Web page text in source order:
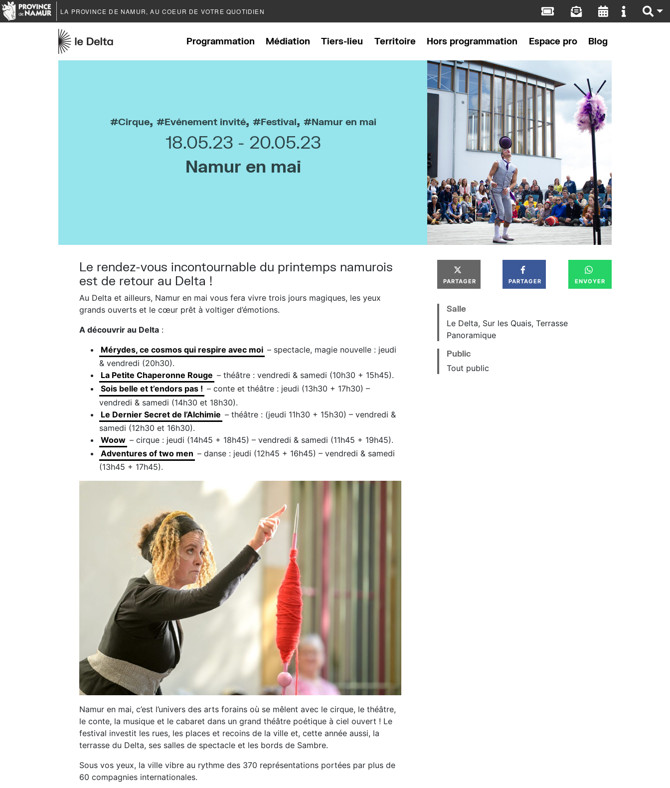
LA PROVINCE DE NAMUR, AU COEUR DE VOTRE QUOTIDIEN
Programmation Médiation Tiers-lieu Territoire Hors programmation Espace pro Blog
Cirque, Evénement invité, Festival, Namur en mai
18.05.23
20.05.23
Namur en mai
Le rendez-vous incontournable du printemps namurois
est de retour au Delta !
Au Delta et ailleurs, Namur en mai vous fera vivre trois jours magiques, les yeux
grands ouverts et le cœur prêt à voltiger d’émotions.
A découvrir au Delta :
Mérydes, ce cosmos qui respire avec moi – spectacle, magie nouvelle : jeudi
& vendredi (20h30).
La Petite Chaperonne Rouge – théâtre : vendredi & samedi (10h30 + 15h45).
Sois belle et t’endors pas ! – conte et théâtre : jeudi (13h30 + 17h30) –
vendredi & samedi (14h30 et 18h30).
Le Dernier Secret de l’Alchimie – théâtre : (jeudi 11h30 + 15h30) – vendredi &
samedi (12h30 et 16h30).
Woow – cirque : jeudi (14h45 + 18h45) – vendredi & samedi (11h45 + 19h45).
Adventures of two men – danse : jeudi (12h45 + 16h45) – vendredi & samedi
(13h45 + 17h45).
Namur en mai, c’est l’univers des arts forains où se mêlent avec le cirque, le théâtre,
le conte, la musique et le cabaret dans un grand théâtre poétique à ciel ouvert ! Le
festival investit les rues, les places et recoins de la ville et, cette année aussi, la
terrasse du Delta, ses salles de spectacle et les bords de Sambre.
Sous vos yeux, la ville vibre au rythme des 370 représentations portées par plus de
60 compagnies internationales.
PARTAGER PARTAGER ENVOYER
Salle
Le Delta, Sur les Quais, Terrasse
Panoramique
Public
Tout public